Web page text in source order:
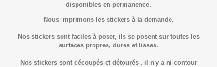
disponibles en permanence.
Nous imprimons les stickers à la demande.
Nos stickers sont faciles à poser, ils se posent sur toutes les
surfaces propres, dures et lisses.
Nos stickers sont découpés et détourés , il n'y a ni contour